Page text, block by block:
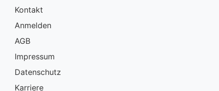
Kontakt
Anmelden
AGB
Impressum
Datenschutz
Karriere